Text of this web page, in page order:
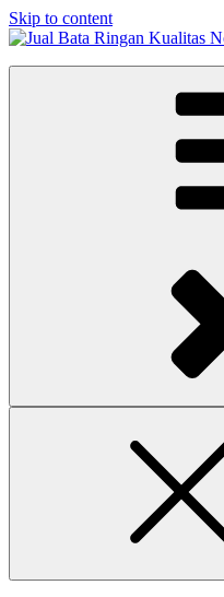
Skip to content
Jual Bata Ringan Kualitas No. 1